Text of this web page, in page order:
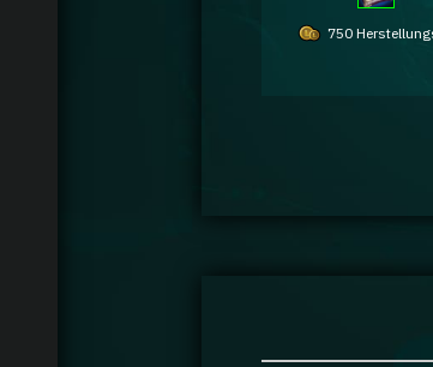
750